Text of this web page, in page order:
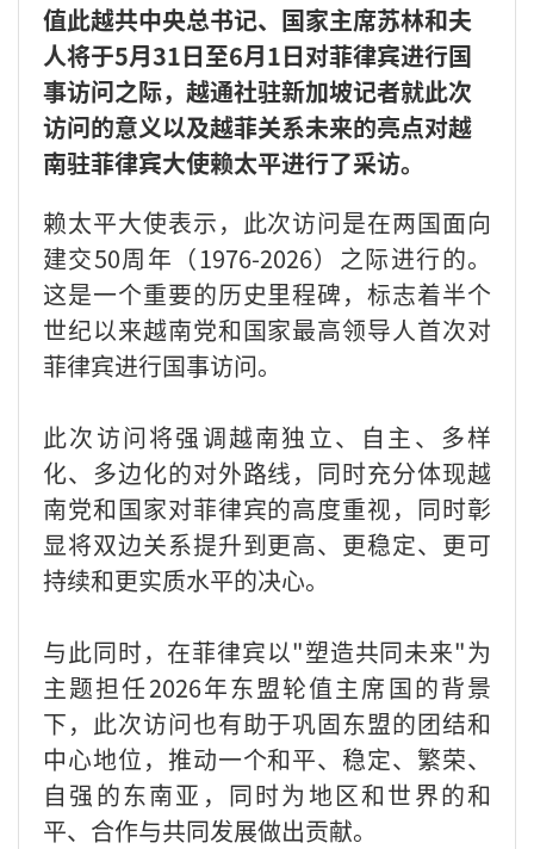
值此越共中央总书记、国家主席苏林和夫
人将于5月31日至6月1日对菲律宾进行国
事访问之际，越通社驻新加坡记者就此次
访问的意义以及越菲关系未来的亮点对越
南驻菲律宾大使赖太平进行了采访。
赖太平大使表示，此次访问是在两国面向
建交50周年（1976-2026）之际进行的。
这是一个重要的历史里程碑，标志着半个
世纪以来越南党和国家最高领导人首次对
菲律宾进行国事访问。
此次访问将强调越南独立、自主、多样
化、多边化的对外路线，同时充分体现越
南党和国家对菲律宾的高度重视，同时彰
显将双边关系提升到更高、更稳定、更可
持续和更实质水平的决心。
与此同时，在菲律宾以"塑造共同未来"为
主题担任2026年东盟轮值主席国的背景
下，此次访问也有助于巩固东盟的团结和
中心地位，推动一个和平、稳定、繁荣、
自强的东南亚，同时为地区和世界的和
平、合作与共同发展做出贡献。